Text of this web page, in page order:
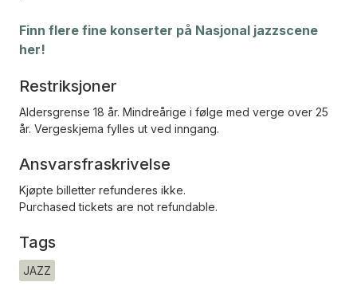
Finn flere fine konserter på Nasjonal jazzscene
her!
Restriksjoner
Aldersgrense 18 år. Mindreårige i følge med verge over 25
år. Vergeskjema fylles ut ved inngang.
Ansvarsfraskrivelse
Kjøpte billetter refunderes ikke.
Purchased tickets are not refundable.
Tags
JAZZ